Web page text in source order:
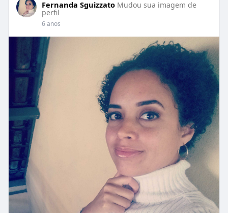
Fernanda Sguizzato Mudou sua imagem de
perfil
6 anos